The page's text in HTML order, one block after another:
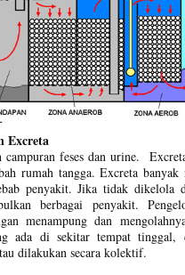
Excreta
campuran feses dan urine.
rumah tangga. Excreta banyak
penyakit. Jika tidak dikelola
berbagai penyakit.
menampung dan
ada di sekitar tempat tinggal,
dilakukan secara kolektif.